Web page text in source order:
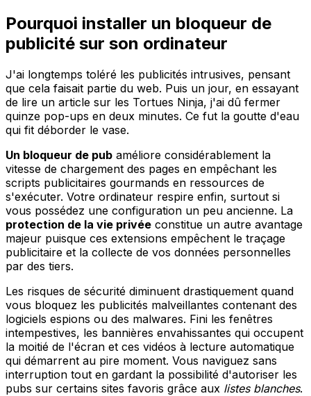
Pourquoi installer un bloqueur de
publicité sur son ordinateur
J'ai longtemps toléré les publicités intrusives, pensant
que cela faisait partie du web. Puis un jour, en essayant
de lire un article sur les Tortues Ninja, j'ai dû fermer
quinze pop-ups en deux minutes. Ce fut la goutte d'eau
qui fit déborder le vase.
Un bloqueur de pub améliore considérablement la
vitesse de chargement des pages en empêchant les
scripts publicitaires gourmands en ressources de
s'exécuter. Votre ordinateur respire enfin, surtout si
vous possédez une configuration un peu ancienne. La
protection de la vie privée constitue un autre avantage
majeur puisque ces extensions empêchent le traçage
publicitaire et la collecte de vos données personnelles
par des tiers.
Les risques de sécurité diminuent drastiquement quand
vous bloquez les publicités malveillantes contenant des
logiciels espions ou des malwares. Fini les fenêtres
intempestives, les bannières envahissantes qui occupent
la moitié de l'écran et ces vidéos à lecture automatique
qui démarrent au pire moment. Vous naviguez sans
interruption tout en gardant la possibilité d'autoriser les
pubs sur certains sites favoris grâce aux listes blanches.